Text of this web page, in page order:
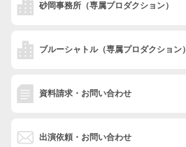
砂岡事務所 （専属プロダクション）
ブルーシャトル（専属プロダクション）
資料請求・お問い合わせ
出演依頼・お問い合わせ